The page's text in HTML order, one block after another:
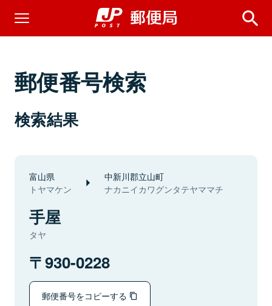
郵便番号検索
検索結果
富山県
トヤマケン
中新川郡立山町
ナカニイカワグンタテヤママチ
手屋
タヤ
930-0228
郵便番号をコピーする